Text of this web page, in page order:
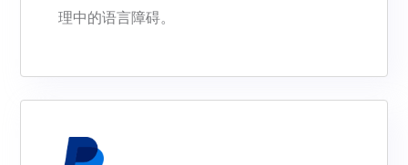
理中的语言障碍。